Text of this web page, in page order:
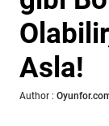
Asla!
Author :